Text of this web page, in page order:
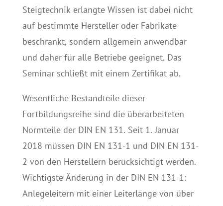
Steigtechnik erlangte Wissen ist dabei nicht
auf bestimmte Hersteller oder Fabrikate
beschränkt, sondern allgemein anwendbar
und daher für alle Betriebe geeignet. Das
Seminar schließt mit einem Zertifikat ab.
Wesentliche Bestandteile dieser
Fortbildungsreihe sind die überarbeiteten
Normteile der DIN EN 131. Seit 1. Januar
2018 müssen DIN EN 131-1 und DIN EN 131-
2 von den Herstellern berücksichtigt werden.
Wichtigste Änderung in der DIN EN 131-1:
Anlegeleitern mit einer Leiterlänge von über